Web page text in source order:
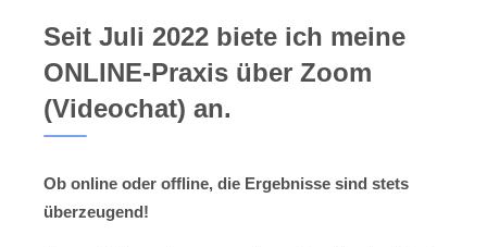
Seit Juli 2022 biete ich meine
ONLINE-Praxis über Zoom
(Videochat) an.
Ob online oder offline, die Ergebnisse sind stets
überzeugend!